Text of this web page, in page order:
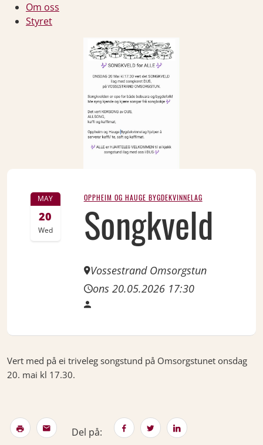
Om oss
Styret
MAY
20
Wed
OPPHEIM OG HAUGE BYGDEKVINNELAG
Songkveld
Vossestrand Omsorgstun
ons 20.05.2026 17:30
Vert med på ei triveleg songstund på Omsorgstunet onsdag
20. mai kl 17.30.
Del på: